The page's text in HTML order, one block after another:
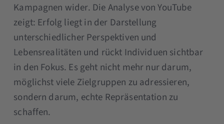
Kampagnen wider. Die Analyse von YouTube
zeigt: Erfolg liegt in der Darstellung
unterschiedlicher Perspektiven und
Lebensrealitäten und rückt Individuen sichtbar
in den Fokus. Es geht nicht mehr nur darum,
möglichst viele Zielgruppen zu adressieren,
sondern darum, echte Repräsentation zu
schaffen.